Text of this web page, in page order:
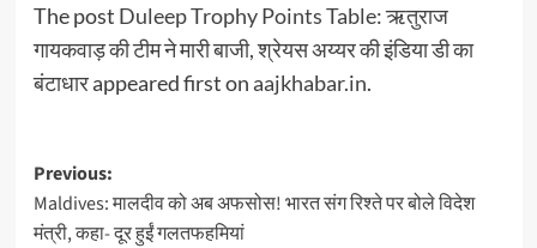
The post Duleep Trophy Points Table: ऋतुराज
गायकवाड़ की टीम ने मारी बाजी, श्रेयस अय्यर की इंडिया डी का
बंटाधारappeared first on aajkhabar.in.
Post
navigation
Previous:
Maldives: मालदीव को अब अफसोस! भारत संग रिश्ते पर बोले विदेश
मंत्री, कहा- दूर हुईं गलतफहमियां